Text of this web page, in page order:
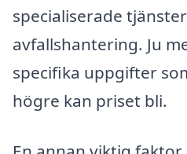
specialiserade
avfallshantering. Ju
specifika uppgifter
högre kan priset bli.